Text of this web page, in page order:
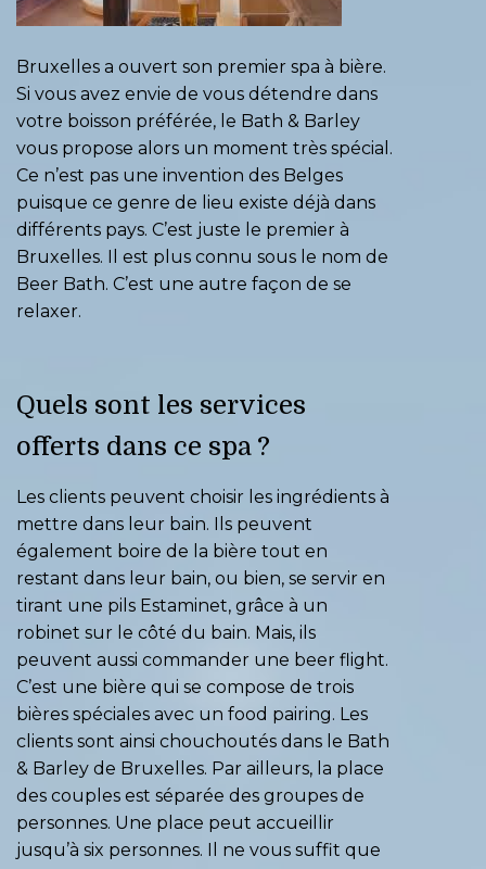
Bruxelles a ouvert son premier spa à bière.
Si vous avez envie de vous détendre dans
votre boisson préférée, le Bath & Barley
vous propose alors un moment très spécial.
Ce n’est pas une invention des Belges
puisque ce genre de lieu existe déjà dans
différents pays. C’est juste le premier à
Bruxelles. Il est plus connu sous le nom de
Beer Bath. C’est une autre façon de se
relaxer.
Quels sont les services
offerts dans ce spa ?
Les clients peuvent choisir les ingrédients à
mettre dans leur bain. Ils peuvent
également boire de la bière tout en
restant dans leur bain, ou bien, se servir en
tirant une pils Estaminet, grâce à un
robinet sur le côté du bain. Mais, ils
peuvent aussi commander une beer flight.
C’est une bière qui se compose de trois
bières spéciales avec un food pairing. Les
clients sont ainsi chouchoutés dans le Bath
& Barley de Bruxelles. Par ailleurs, la place
des couples est séparée des groupes de
personnes. Une place peut accueillir
jusqu’à six personnes. Il ne vous suffit que